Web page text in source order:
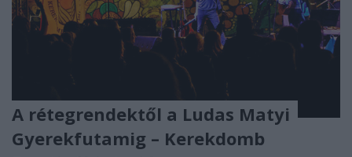
A rétegrendektől a Ludas Matyi
Gyerekfutamig – Kerekdomb